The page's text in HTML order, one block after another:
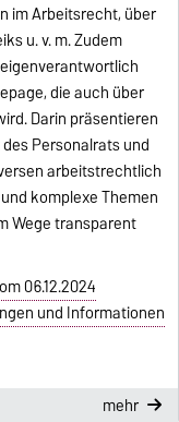
im Arbeitsrecht, über
u. v. m. Zudem
die auch über
Darin präsentieren
Personalrats und
arbeitstrechtlich
komplexe Themen
Wege transparent
06.12.2024
und Informationen
mehr